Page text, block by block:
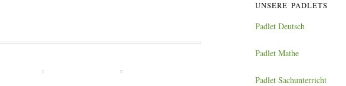
UNSERE PADLETS
Padlet Deutsch
Padlet Mathe
Padlet Sachunterricht